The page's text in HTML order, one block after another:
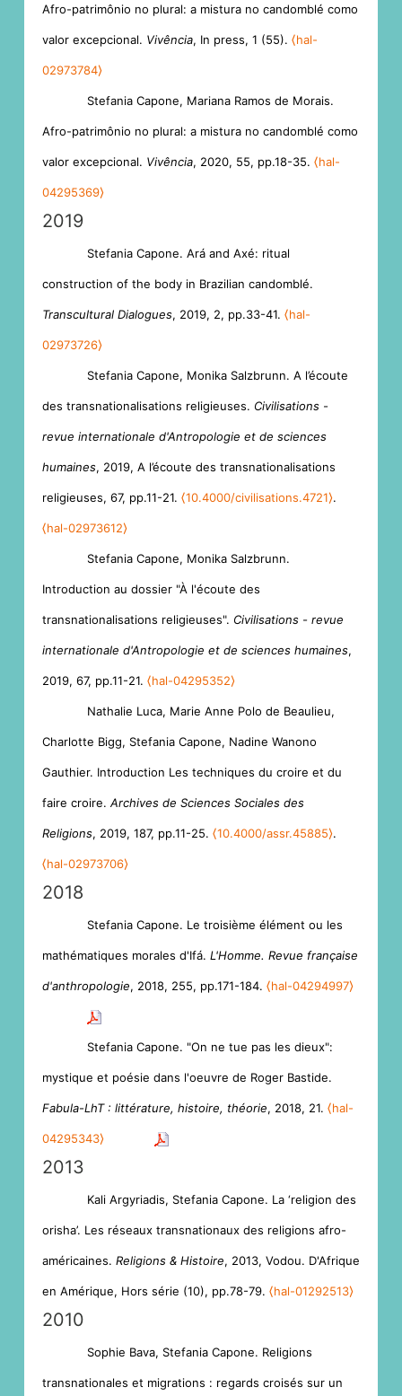
Afro-patrimônio no plural: a mistura no candomblé como
valor excepcional. Vivência, In press, 1 (55). ⟨hal-
02973784⟩
Stefania Capone, Mariana Ramos de Morais.
Afro-patrimônio no plural: a mistura no candomblé como
valor excepcional. Vivência, 2020, 55, pp.18-35. ⟨hal-
04295369⟩
2019
Stefania Capone. Ará and Axé: ritual
construction of the body in Brazilian candomblé.
Transcultural Dialogues, 2019, 2, pp.33-41. ⟨hal-
02973726⟩
Stefania Capone, Monika Salzbrunn. A l’écoute
des transnationalisations religieuses. Civilisations -
revue internationale d'Antropologie et de sciences
humaines, 2019, A l’écoute des transnationalisations
religieuses, 67, pp.11-21. ⟨10.4000/civilisations.4721⟩.
⟨hal-02973612⟩
Stefania Capone, Monika Salzbrunn.
Introduction au dossier "À l'écoute des
transnationalisations religieuses". Civilisations - revue
internationale d'Antropologie et de sciences humaines,
2019, 67, pp.11-21. ⟨hal-04295352⟩
Nathalie Luca, Marie Anne Polo de Beaulieu,
Charlotte Bigg, Stefania Capone, Nadine Wanono
Gauthier. Introduction Les techniques du croire et du
faire croire. Archives de Sciences Sociales des
Religions, 2019, 187, pp.11-25. ⟨10.4000/assr.45885⟩.
⟨hal-02973706⟩
2018
Stefania Capone. Le troisième élément ou les
mathématiques morales d'Ifá. L'Homme. Revue française
d'anthropologie, 2018, 255, pp.171-184. ⟨hal-04294997⟩
Stefania Capone. "On ne tue pas les dieux":
mystique et poésie dans l'oeuvre de Roger Bastide.
Fabula-LhT : littérature, histoire, théorie, 2018, 21. ⟨hal-
04295343⟩
2013
Kali Argyriadis, Stefania Capone. La ‘religion des
orisha’. Les réseaux transnationaux des religions afro-
américaines. Religions & Histoire, 2013, Vodou. D'Afrique
en Amérique, Hors série (10), pp.78-79. ⟨hal-01292513⟩
2010
Sophie Bava, Stefania Capone. Religions
transnationales et migrations : regards croisés sur un